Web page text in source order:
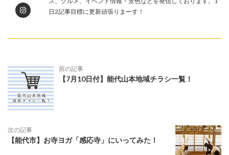
日2記事目標に更新頑張りまーす！
前の記事
【7月10日付】能代山本地域チラシ一覧！
次の記事
【能代市】お寺ヨガ「感応寺」にいってみた！